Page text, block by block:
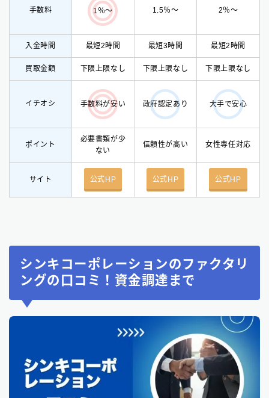
手数料 1％〜 1.5％〜 2％〜
入金時間 最短2時間 最短3時間 最短2時間
買取金額 下限上限なし 下限上限なし 下限上限なし
イチオシ 手数料が安い 政府認定あり 大手で安心
ポイント
必要書類が少
ない
信頼性が高い 女性専任対応
サイト 公式HP 公式HP 公式HP
シンキコーポレーションのファクタリ
ングの口コミ！資金調達まで